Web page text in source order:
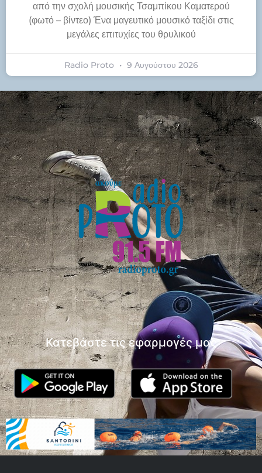
από την σχολή μουσικής Τσαμπίκου Καματερού
(φωτό – βίντεο) Ένα μαγευτικό μουσικό ταξίδι στις
μεγάλες επιτυχίες του θρυλικού
Radio Proto 9 Αυγούστου 2026
Κατεβάστε τις εφαρμογές μας